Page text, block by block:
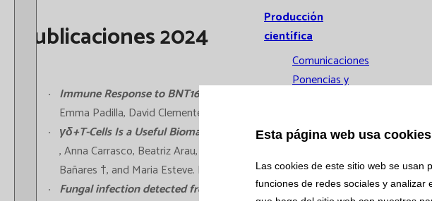
Producción
científica
Comunicaciones
Ponencias y
Publicaciones
doctorales
Publicaciones 2024
Immune Response to BNT162b2 mRNA COVID-19 Vaccine in a Cohort of
Emma Padilla, David Clemente, Siena Molina, Ales Chlouba, Susana González,
γδ+T-Cells Is a Useful Biomarker for the Differential Diagnosis between
, Anna Carrasco, Beatriz Arau, Judith Vidal, Eva Tristán, Carme Ferrer,
Bañares †, and Maria Esteve. Nutrients 2024 Jul 17;16(14):2294. DOI: 10.3390/
Fungal infection detected from a peripheral blood smear review.Mireia
Esta página web usa cookies
Las cookies de este sitio web se usan
funciones de redes sociales y analizar